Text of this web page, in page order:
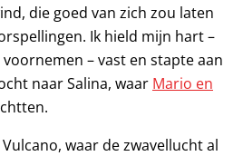
die goed van zich zou laten
Ik hield mijn hart –
– vast en stapte aan
naar Salina, waar Mario en
waar de zwavellucht al